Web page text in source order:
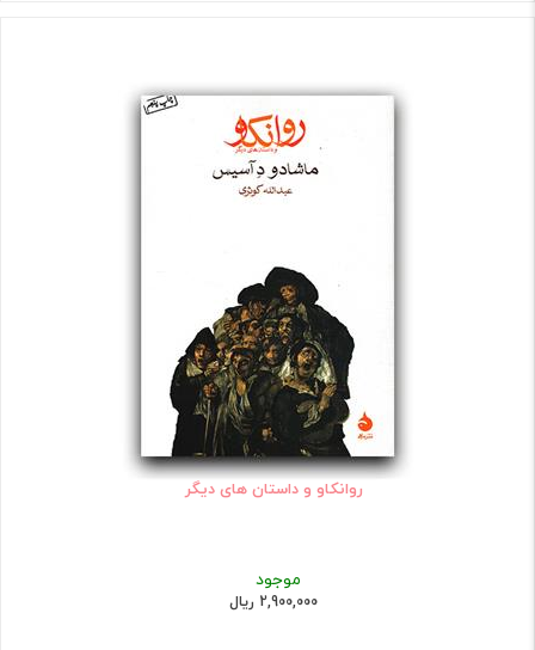
روانکاو و داستان های دیگر
موجود
2,900,000 ریال